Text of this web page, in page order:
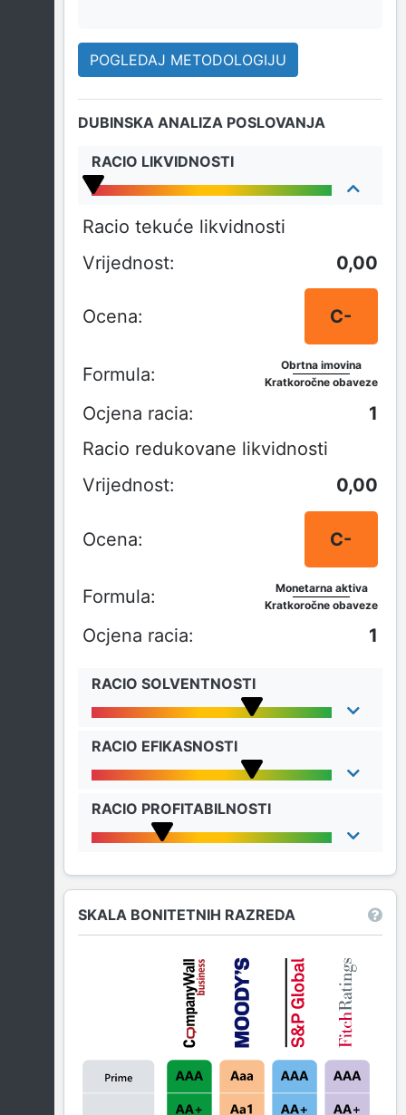
POGLEDAJ METODOLOGIJU
DUBINSKA ANALIZA POSLOVANJA
RACIO LIKVIDNOSTI
Racio tekuće likvidnosti
0,00
C-
Obrtna imovina
Kratkoročne obaveze
1
Racio redukovane likvidnosti
0,00
C-
Monetarna aktiva
Kratkoročne obaveze
1
RACIO SOLVENTNOSTI
RACIO EFIKASNOSTI
RACIO PROFITABILNOSTI
SKALA BONITETNIH RAZREDA